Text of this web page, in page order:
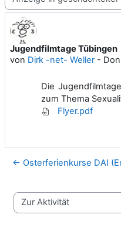
Jugendfilmtage Tübingen
von Dirk -net- Weller-
Anzahl Antworten: 0
Die
zum Thema
Flyer.pdf
← Osterferienkurse DAI
Zur Aktivität